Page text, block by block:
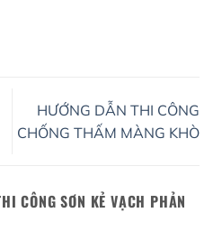
HƯỚNG DẪN THI CÔNG
CHỐNG THẤM MÀNG KHÒ
CÔNG SƠN KẺ VẠCH PHẢN